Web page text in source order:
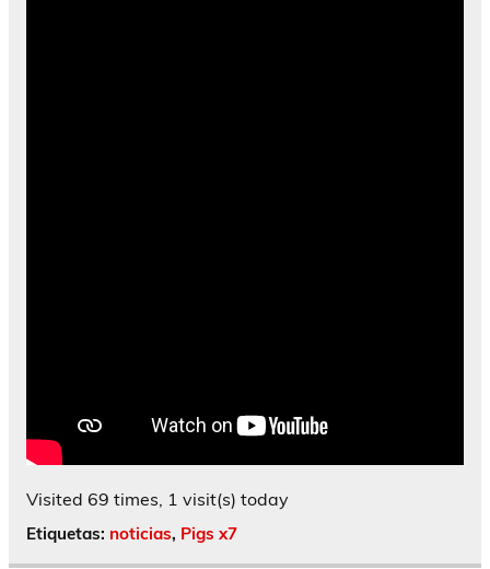
Visited 69 times, 1 visit(s) today
Etiquetas: noticias, Pigs x7